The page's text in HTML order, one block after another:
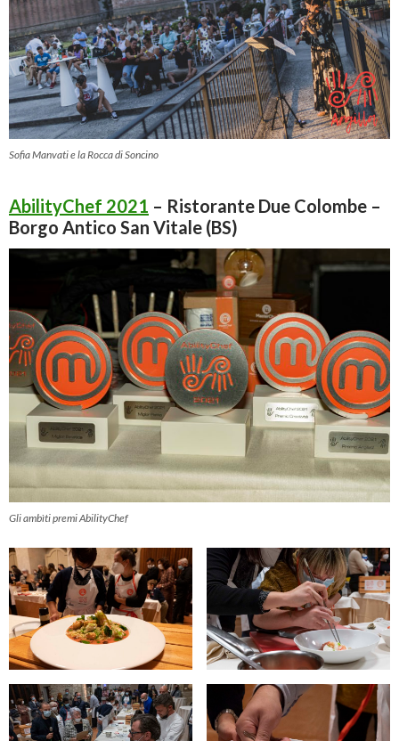
Sofia Manvati e la Rocca di Soncino
AbilityChef 2021 – Ristorante Due Colombe –
Borgo Antico San Vitale (BS)
Gli ambìti premi AbilityChef